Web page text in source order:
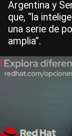
Argentina y
que, “la
una serie de
amplia”.